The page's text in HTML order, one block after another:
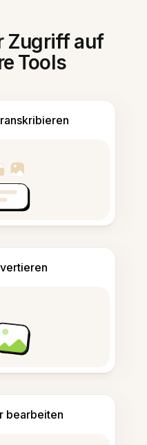
Zugriff auf
Tools
bearbeiten